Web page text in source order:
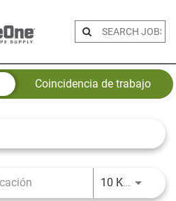
Coincidencia de trabajo
10 KM